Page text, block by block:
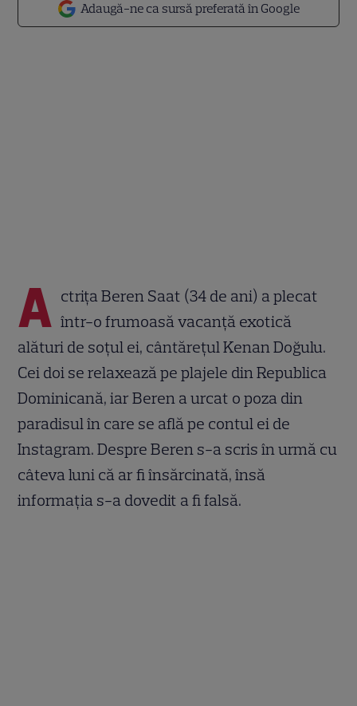
Adaugă-ne ca sursă preferată în Google
A ctriţa Beren Saat (34 de ani) a plecat
într-o frumoasă vacanţă exotică
alături de soţul ei, cântăreţul Kenan Doğulu.
Cei doi se relaxează pe plajele din Republica
Dominicană, iar Beren a urcat o poza din
paradisul în care se află pe contul ei de
Instagram. Despre Beren s-a scris în urmă cu
câteva luni că ar fi însărcinată, însă
informaţia s-a dovedit a fi falsă.